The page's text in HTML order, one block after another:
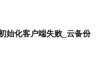
始化客户端失败_云备份